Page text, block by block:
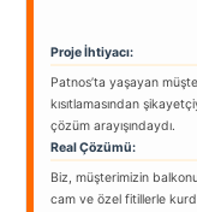
Proje İhtiyacı:
Patnos’ta yaşayan
kısıtlamasından
çözüm arayışındaydı.
Real Çözümü:
Biz, müşterimizin
cam ve özel fitillerle